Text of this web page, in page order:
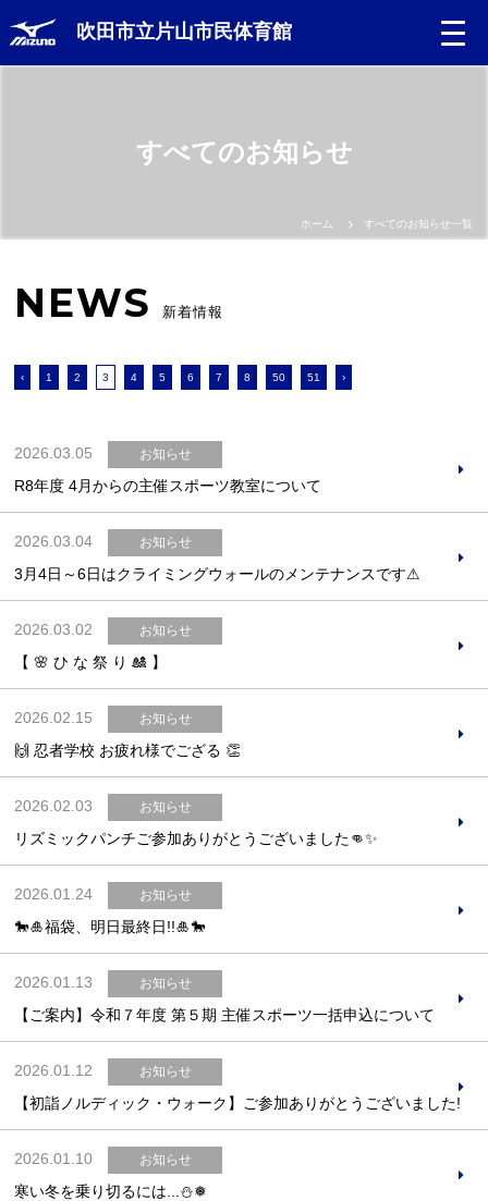
吹田市立片山市民体育館
お問合せフォーム
吹田市スポーツ施設予約システム(OPAS)
すべてのお知らせ
ホーム すべてのお知らせ一覧
NEWS 新着情報
‹ 1 2 3 4 5 6 7 8 50 51 ›
2026.03.05 お知らせ
R8年度 4月からの主催スポーツ教室について
2026.03.04 お知らせ
3月4日～6日はクライミングウォールのメンテナンスです⚠
2026.03.02 お知らせ
【 🌸 ひ な 祭 り 🎎 】
2026.02.15 お知らせ
🙌 忍者学校 お疲れ様でござる 👏
2026.02.03 お知らせ
リズミックパンチご参加ありがとうございました👊✨
2026.01.24 お知らせ
🐎🎍福袋、明日最終日!!🎍🐎
2026.01.13 お知らせ
【ご案内】令和７年度 第５期 主催スポーツ一括申込について
2026.01.12 お知らせ
【初詣ノルディック・ウォーク】ご参加ありがとうございました!
2026.01.10 お知らせ
寒い冬を乗り切るには...⛄❅